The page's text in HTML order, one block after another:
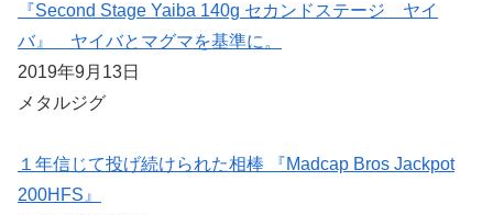
『Second Stage Yaiba 140g セカンドステージ ヤイ
バ』 ヤイバとマグマを基準に。
2019年9月13日
メタルジグ
１年信じて投げ続けられた相棒 『Madcap Bros Jackpot
200HFS』